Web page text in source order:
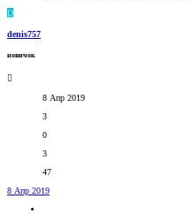
D
denis757
новичок
8 Апр 2019
3
0
3
47
8 Апр 2019